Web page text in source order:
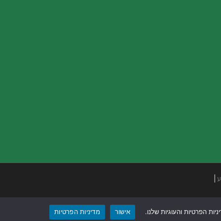
הפרטיות והעוגיות שלנו. אישור מדיניות הפרטיות